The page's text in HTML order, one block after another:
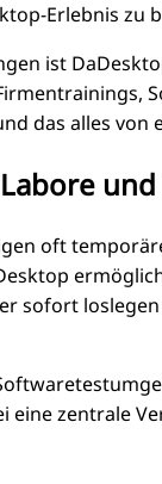
Erlebnis zu
ist
das alles von
oft
sofort
zentrale